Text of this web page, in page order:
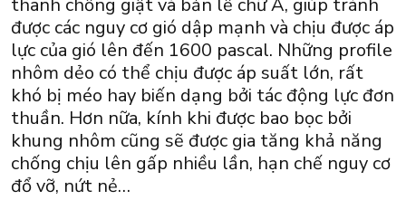
thanh chống giật và bản lề chữ A, giúp tránh
được các nguy cơ gió dập mạnh và chịu được áp
lực của gió lên đến 1600 pascal. Những profile
nhôm dẻo có thể chịu được áp suất lớn, rất
khó bị méo hay biến dạng bởi tác động lực đơn
thuần. Hơn nữa, kính khi được bao bọc bởi
khung nhôm cũng sẽ được gia tăng khả năng
chống chịu lên gấp nhiều lần, hạn chế nguy cơ
đổ vỡ, nứt nẻ…